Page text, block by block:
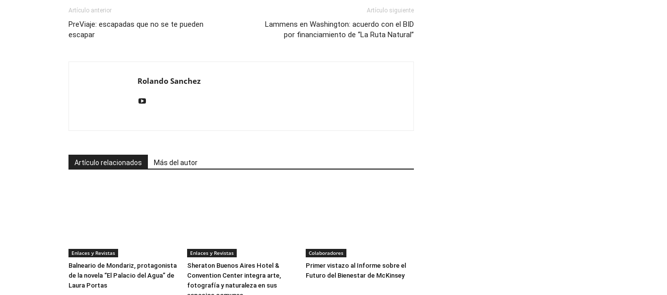
Artículo anterior
PreViaje: escapadas que no se te pueden
escapar
Artículo siguiente
Lammens en Washington: acuerdo con el BID
por financiamiento de “La Ruta Natural”
Rolando Sanchez
Artículo relacionados Más del autor
Enlaces y Revistas
Balneario de Mondariz, protagonista
de la novela “El Palacio del Agua” de
Laura Portas
Enlaces y Revistas
Sheraton Buenos Aires Hotel &
Convention Center integra arte,
fotografía y naturaleza en sus
Colaboradores
Primer vistazo al Informe sobre el
Futuro del Bienestar de McKinsey